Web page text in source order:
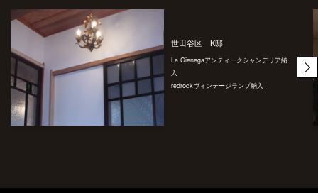
世田谷区 K邸
La Cienegaアンティークシャンデリア納
入
redrockヴィンテージランプ納入